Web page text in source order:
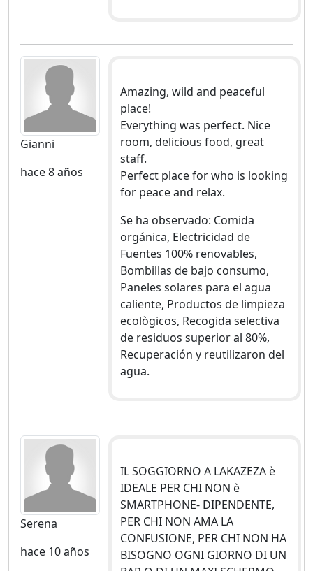
Gianni
hace 8 años
Amazing, wild and peaceful
place!
Everything was perfect. Nice
room, delicious food, great
staff.
Perfect place for who is looking
for peace and relax.
Se ha observado: Comida
orgánica, Electricidad de
Fuentes 100% renovables,
Bombillas de bajo consumo,
Paneles solares para el agua
caliente, Productos de limpieza
ecològicos, Recogida selectiva
de residuos superior al 80%,
Recuperación y reutilizaron del
agua.
Serena
hace 10 años
IL SOGGIORNO A LAKAZEZA è
IDEALE PER CHI NON è
SMARTPHONE- DIPENDENTE,
PER CHI NON AMA LA
CONFUSIONE, PER CHI NON HA
BISOGNO OGNI GIORNO DI UN